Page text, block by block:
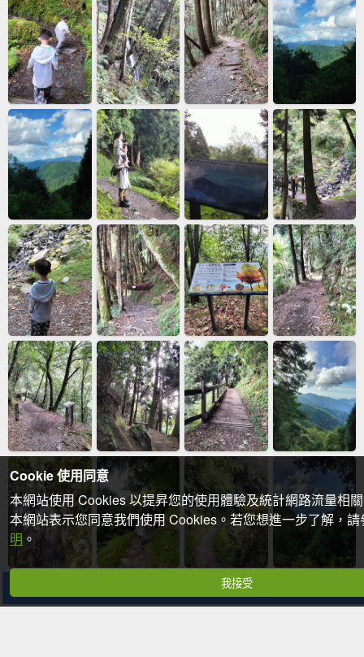
分享
Cookie 使用同意
本網站使用 Cookies 以提昇您的使用體驗及統計網路流量相
本網站表示您同意我們使用 Cookies。若您想進一步了解，
明 。
我接受